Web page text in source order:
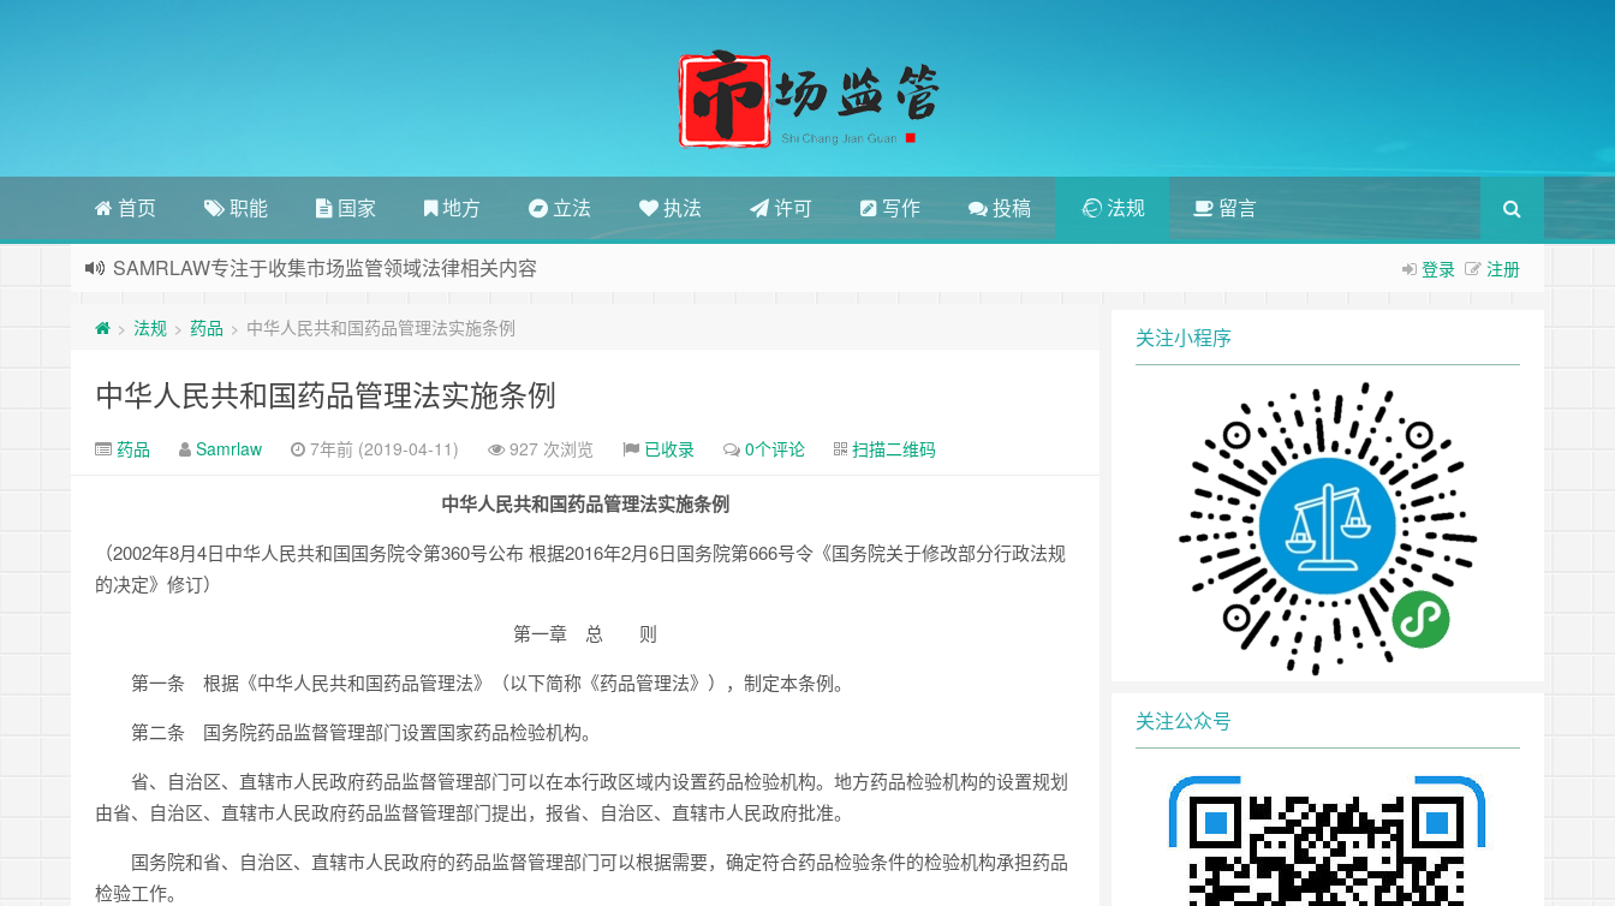
首页 职能 国家 地方 立法 执法 许可 写作 投稿 法规 留言
登录 注册
SAMRLAW专注于收集市场监管领域法律相关内容
> 法规 > 药品 > 中华人民共和国药品管理法实施条例
中华人民共和国药品管理法实施条例
药品 Samrlaw 7年前 (2019-04-11) 927 次浏览 已收录 0个评论 扫描二维码
中华人民共和国药品管理法实施条例
（2002年8月4日中华人民共和国国务院令第360号公布 根据2016年2月6日国务院第666号令《国务院关于修改部分行政法规
的决定》修订）
第一章 总 则
第一条 根据《中华人民共和国药品管理法》（以下简称《药品管理法》），制定本条例。
第二条 国务院药品监督管理部门设置国家药品检验机构。
省、自治区、直辖市人民政府药品监督管理部门可以在本行政区域内设置药品检验机构。地方药品检验机构的设置规划
由省、自治区、直辖市人民政府药品监督管理部门提出，报省、自治区、直辖市人民政府批准。
国务院和省、自治区、直辖市人民政府的药品监督管理部门可以根据需要，确定符合药品检验条件的检验机构承担药品
检验工作。
关注小程序
关注公众号